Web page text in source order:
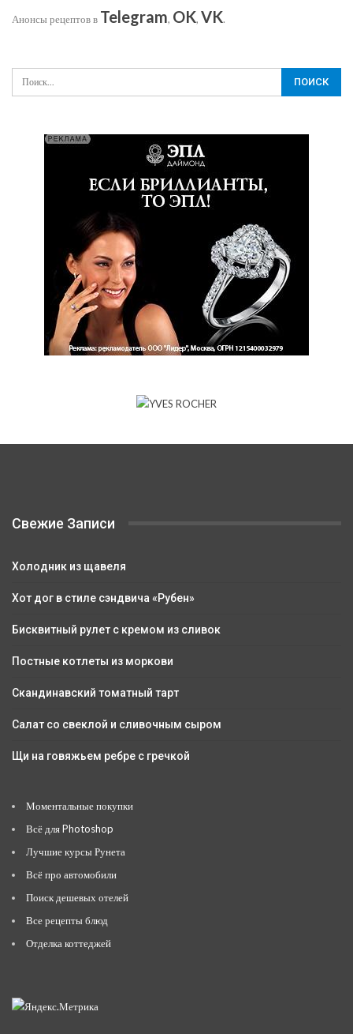
Анонсы рецептов в Telegram, OK, VK.
Свежие Записи
Холодник из щавеля
Хот дог в стиле сэндвича «Рубен»
Бисквитный рулет с кремом из сливок
Постные котлеты из моркови
Скандинавский томатный тарт
Салат со свеклой и сливочным сыром
Щи на говяжьем ребре с гречкой
Моментальные покупки
Всё для Photoshop
Лучшие курсы Рунета
Всё про автомобили
Поиск дешевых отелей
Все рецепты блюд
Отделка коттеджей